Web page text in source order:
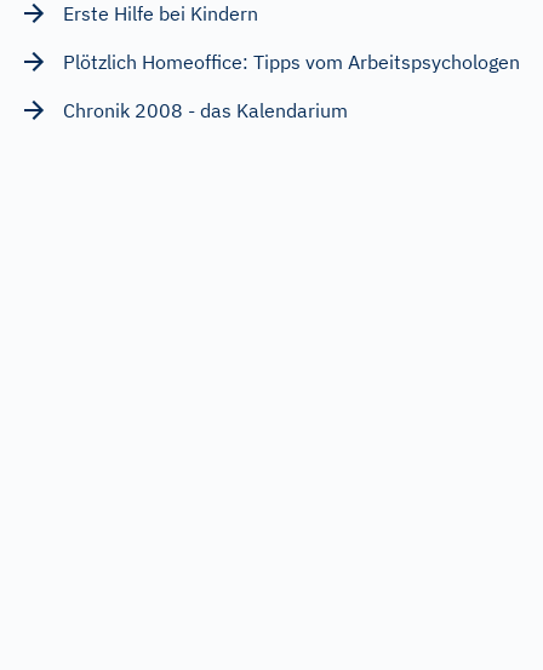
Erste Hilfe bei Kindern
Plötzlich Homeoffice: Tipps vom Arbeitspsychologen
Chronik 2008 - das Kalendarium